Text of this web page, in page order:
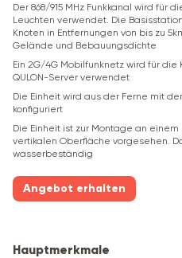
Der 868/915 MHz Funkkanal wird für
Leuchten verwendet. Die
Knoten in Entfernungen von bis zu
Gelände und Bebauungsdichte
Ein 2G/4G Mobilfunknetz wird für die
QULON-Server verwendet
Die Einheit wird aus der Ferne mit
konfiguriert
Die Einheit ist zur Montage an
vertikalen Oberfläche vorgesehen.
wasserbeständig
Angebot erhalten
Hauptmerkmale